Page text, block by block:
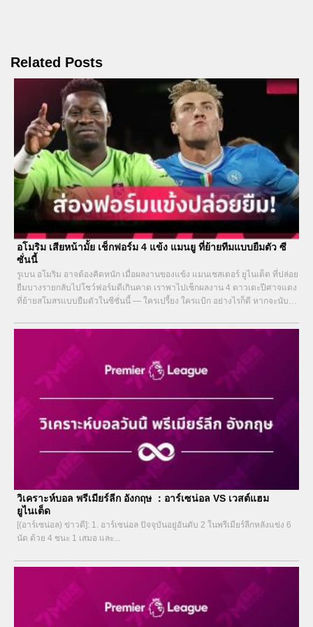
Related Posts
อโมริม เสียหน้ามั้ย เช็กฟอร์ม 4 แข้ง แมนยู ที่ย้ายทีมแบบยืมตัว ซี
ซั่นนี้
รูเบน อโมริม อาจต้องคิดหนัก เมื่อผลงานของแข้ง แมนเชสเตอร์ ยูไนเต็ด ที่ปล่อย
ยืมบางรายกลับไปโชว์ฟอร์มดีเกินคาด เราพาไปเช็กผลงาน 4 ดาวเตะปีศาจแดง
ที่ย้ายสโมสรแบบยืมตัวในซีซั่นนี้ — ใครเปรี้ยง ใครแป้ก อย่างไรก็ดี หากจะนับ
วิเคราะห์บอล พรีเมียร์ลีก อังกฤษ ：อาร์เซน่อล VS เวสต์แฮม
ยูไนเต็ด
[(อาร์เซน่อล) ข่าวดี]: 1. อาร์เซน่อล ปัจจุบันอยู่อันดับ 2 ในพรีเมียร์ลีกหลังแข่ง 6
นัด ด้วย 4 ชนะ 1 เสมอ และ...